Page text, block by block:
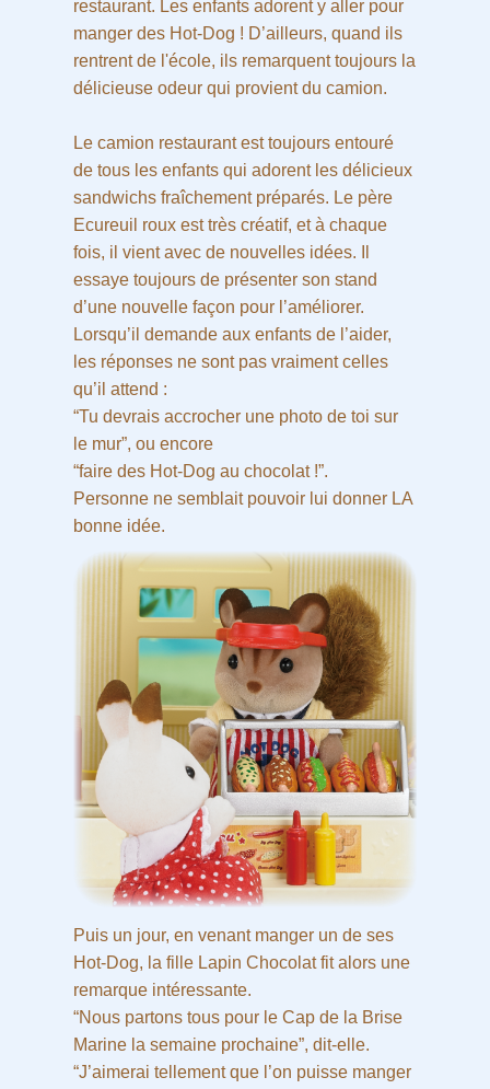
restaurant. Les enfants adorent y aller pour
manger des Hot-Dog ! D’ailleurs, quand ils
rentrent de l'école, ils remarquent toujours la
délicieuse odeur qui provient du camion.
Le camion restaurant est toujours entouré
de tous les enfants qui adorent les délicieux
sandwichs fraîchement préparés. Le père
Ecureuil roux est très créatif, et à chaque
fois, il vient avec de nouvelles idées. Il
essaye toujours de présenter son stand
d’une nouvelle façon pour l’améliorer.
Lorsqu’il demande aux enfants de l’aider,
les réponses ne sont pas vraiment celles
qu’il attend :
“Tu devrais accrocher une photo de toi sur
le mur”, ou encore
“faire des Hot-Dog au chocolat !”.
Personne ne semblait pouvoir lui donner LA
bonne idée.
Puis un jour, en venant manger un de ses
Hot-Dog, la fille Lapin Chocolat fit alors une
remarque intéressante.
“Nous partons tous pour le Cap de la Brise
Marine la semaine prochaine”, dit-elle.
“J’aimerai tellement que l’on puisse manger